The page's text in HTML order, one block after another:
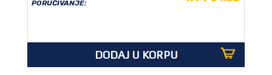
PORUČIVANJE:
DODAJ U KORPU